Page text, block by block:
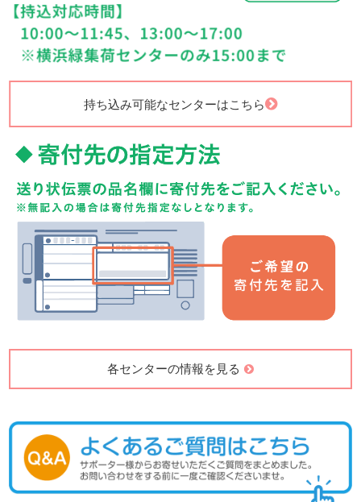
持ち込み可能なセンターはこちら
各センターの情報を見る